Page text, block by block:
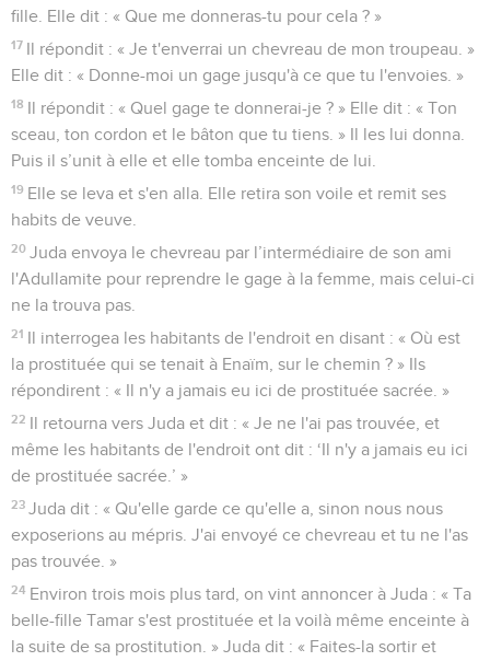
fille. Elle dit : « Que me donneras-tu pour cela ? »
17 Il répondit : « Je t'enverrai un chevreau de mon troupeau. »
Elle dit : « Donne-moi un gage jusqu'à ce que tu l'envoies. »
18 Il répondit : « Quel gage te donnerai-je ? » Elle dit : « Ton
sceau, ton cordon et le bâton que tu tiens. » Il les lui donna.
Puis il s’unit à elle et elle tomba enceinte de lui.
19 Elle se leva et s'en alla. Elle retira son voile et remit ses
habits de veuve.
20 Juda envoya le chevreau par l’intermédiaire de son ami
l'Adullamite pour reprendre le gage à la femme, mais celui-ci
ne la trouva pas.
21 Il interrogea les habitants de l'endroit en disant : « Où est
la prostituée qui se tenait à Enaïm, sur le chemin ? » Ils
répondirent : « Il n'y a jamais eu ici de prostituée sacrée. »
22 Il retourna vers Juda et dit : « Je ne l'ai pas trouvée, et
même les habitants de l'endroit ont dit : ‘Il n'y a jamais eu ici
de prostituée sacrée.’ »
23 Juda dit : « Qu'elle garde ce qu'elle a, sinon nous nous
exposerions au mépris. J'ai envoyé ce chevreau et tu ne l'as
pas trouvée. »
24 Environ trois mois plus tard, on vint annoncer à Juda : « Ta
belle-fille Tamar s'est prostituée et la voilà même enceinte à
la suite de sa prostitution. » Juda dit : « Faites-la sortir et